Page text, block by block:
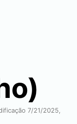
7/21/2025,